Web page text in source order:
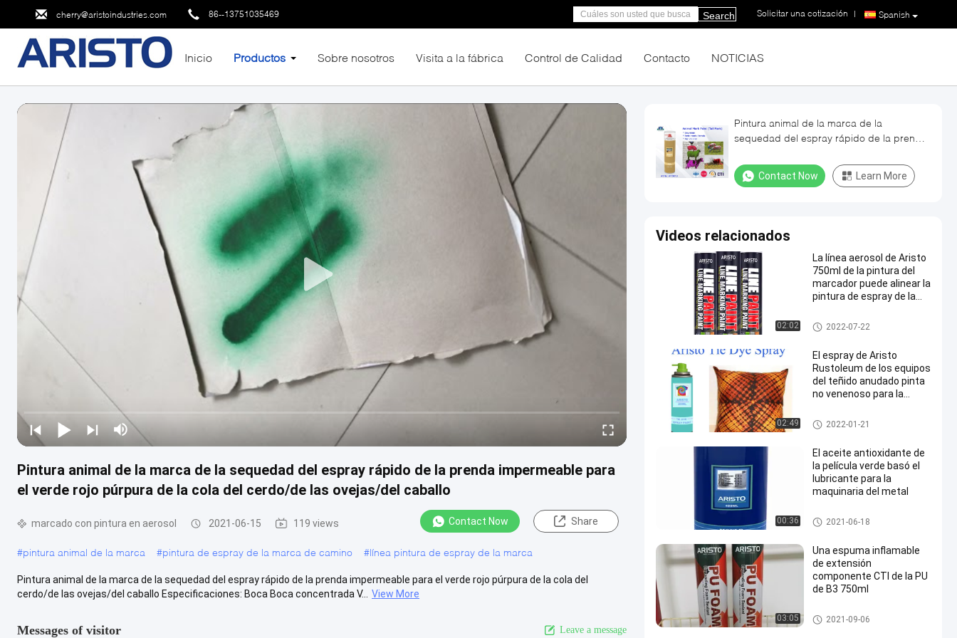
cherry@aristoindustries.com 86--13751035469 Spanish
Solicitar una cotización |
Search
Inicio Productos Sobre nosotros Visita a la fábrica Control de Calidad Contacto NOTICIAS
Pintura animal de la marca de la sequedad del espray rápido de la prenda impermeable para
el verde rojo púrpura de la cola del cerdo/de las ovejas/del caballo
marcado con pintura en aerosol 2021-06-15 119 views Contact Now Share
#pintura animal de la marca #pintura de espray de la marca de camino #línea pintura de espray de la marca
Pintura animal de la marca de la sequedad del espray rápido de la prenda impermeable para el verde rojo púrpura de la cola del
cerdo/de las ovejas/del caballo Especificaciones: Boca Boca concentrada V...
View More
Messages of visitor Leave a message
Pintura animal de la marca de la
sequedad del espray rápido de la prenda
de la cola del cerdo/de las ovejas/del
caballo
Contact Now Learn More
Videos relacionados
02:02
La línea aerosol de Aristo
750ml de la pintura del
marcador puede alinear la
pintura de espray de la
marcado con pintura en aeros
ol
2022-07-22
02:49
El espray de Aristo
Rustoleum de los equipos
del teñido anudado pinta
no venenoso para la
pintura de espray de la tela
2022-01-21
00:36
El aceite antioxidante de
la película verde basó el
lubricante para la
maquinaria del metal
Lubricantes industriales
2021-06-18
03:05
Una espuma inflamable
de extensión
componente CTI de la PU
de B3 750ml
PU spray de espuma
2021-09-06